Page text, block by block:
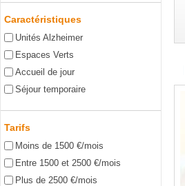
Caractéristiques
Unités Alzheimer
Espaces Verts
Accueil de jour
Séjour temporaire
Tarifs
Moins de 1500 €/mois
Entre 1500 et 2500 €/mois
Plus de 2500 €/mois